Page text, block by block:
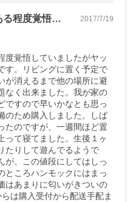
匂いが臭いとのことで、ある程度覚悟して… 2017/7/19
度覚悟していましたがヤッ
す。リビングに置く予定で
が消えるまで他の場所に避
なく出来ました。我が家の
ですので早いかなとも思っ
のため購入しました。しば
たのですが、一週間ほど置
って寝てました。生後１ヶ
たりして遊んでるようで
が、この値段にしてはしっ
ところハンモックにはまっ
はあまりに匂いがきついの
は購入受付から配送手配ま